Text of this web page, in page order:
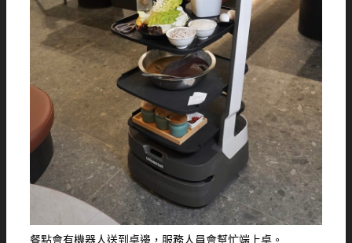
餐點會有機器人送到桌邊，服務人員會幫忙端上桌。